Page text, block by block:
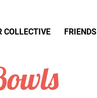
COLLECTIVE FRIENDS